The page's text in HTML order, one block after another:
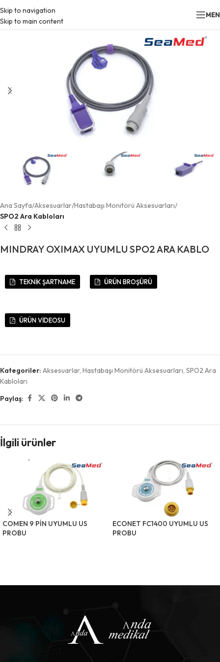
Skip to navigation
Skip to main content
Ana Sayfa Aksesuarlar Hastabaşı Monitörü Aksesuarları
SPO2 Ara Kabloları
MINDRAY OXIMAX UYUMLU SPO2 ARA KABLO
TEKNİK ŞARTNAME ÜRÜN BROŞÜRÜ
ÜRÜN VİDEOSU
Kategoriler: Aksesuarlar, Hastabaşı Monitörü Aksesuarları, SPO2 Ara
Kabloları
Paylaş:
İlgili ürünler
COMEN 9 PİN UYUMLU US
PROBU
ECONET FC1400 UYUMLU US
PROBU